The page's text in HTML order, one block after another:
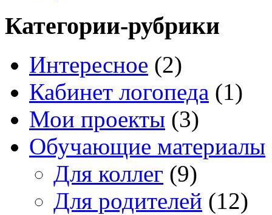
Категории-рубрики
Интересное (2)
Кабинет логопеда (1)
Мои проекты (3)
Обучающие материалы
Для коллег (9)
Для родителей (12)